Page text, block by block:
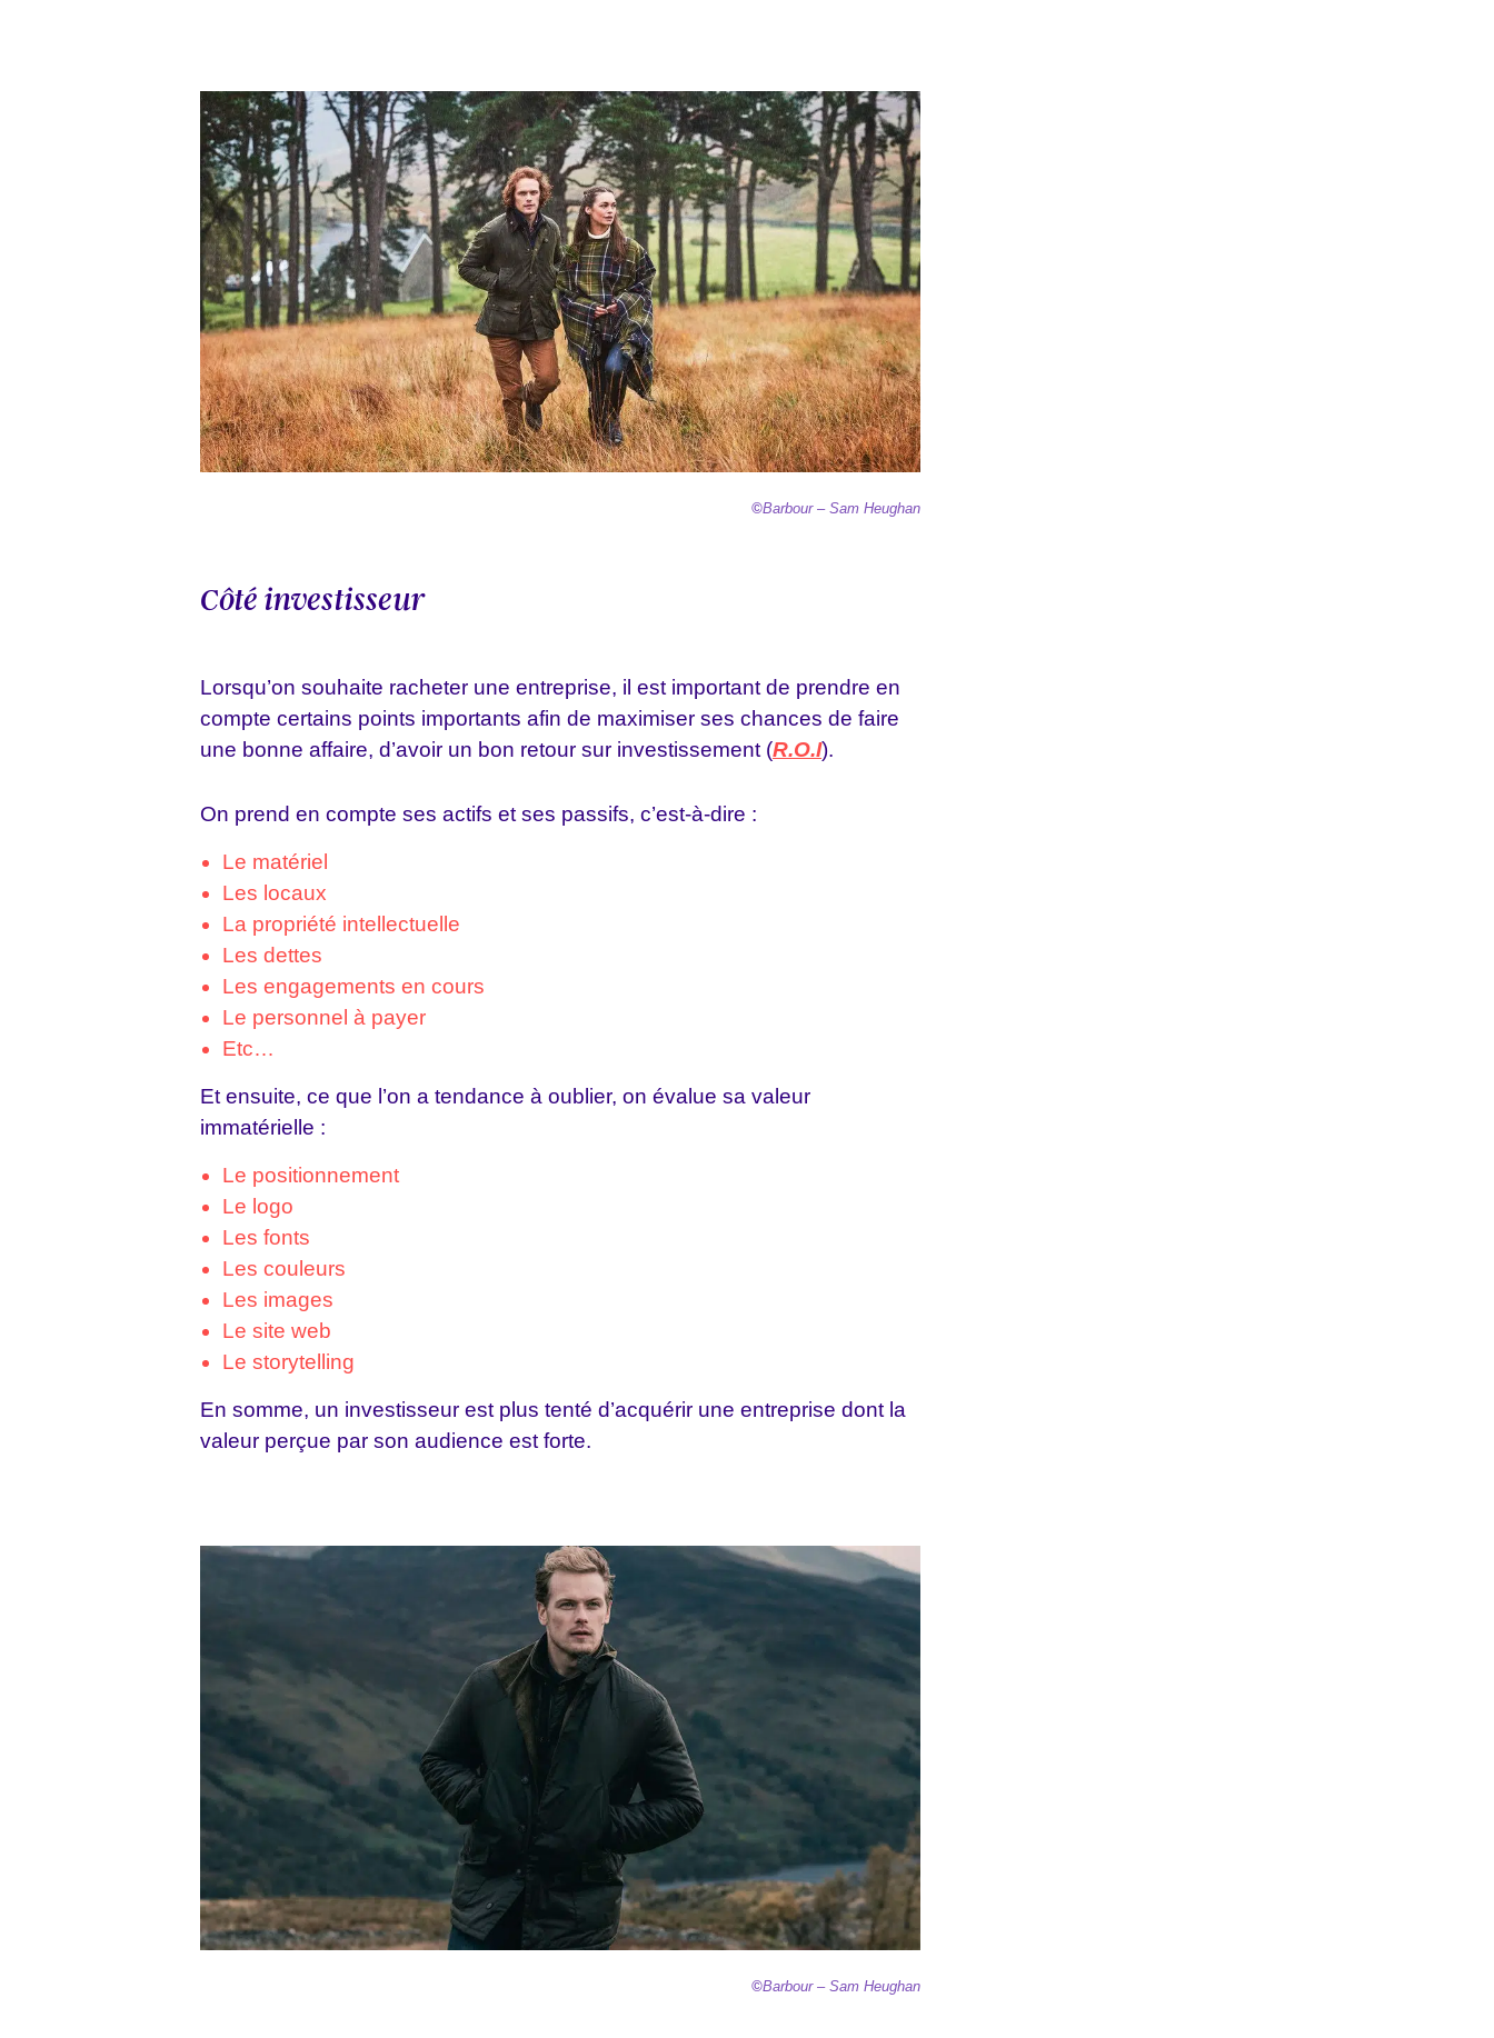
©Barbour – Sam Heughan
Côté investisseur
Lorsqu’on souhaite racheter une entreprise, il est important de prendre en
compte certains points importants afin de maximiser ses chances de faire
une bonne affaire, d’avoir un bon retour sur investissement (R.O.I).
On prend en compte ses actifs et ses passifs, c’est-à-dire :
Le matériel
Les locaux
La propriété intellectuelle
Les dettes
Les engagements en cours
Le personnel à payer
Etc…
Et ensuite, ce que l’on a tendance à oublier, on évalue sa valeur
immatérielle :
Le positionnement
Le logo
Les fonts
Les couleurs
Les images
Le site web
Le storytelling
En somme, un investisseur est plus tenté d’acquérir une entreprise dont la
valeur perçue par son audience est forte.
©Barbour – Sam Heughan